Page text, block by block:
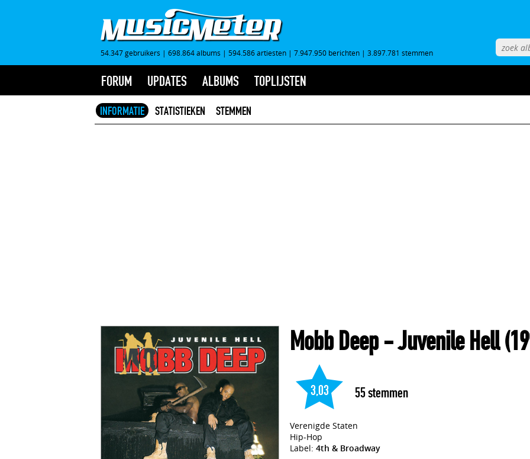
54.347 gebruikers | 698.864 albums | 594.586 artiesten | 7.947.950 berichten | 3.897.781 stemmen
FORUM UPDATES ALBUMS TOPLIJSTEN
INFORMATIE STATISTIEKEN STEMMEN
Mobb Deep- Juvenile Hell
3,03 55stemmen
Verenigde Staten
Hip-Hop
Label: 4th & Broadway